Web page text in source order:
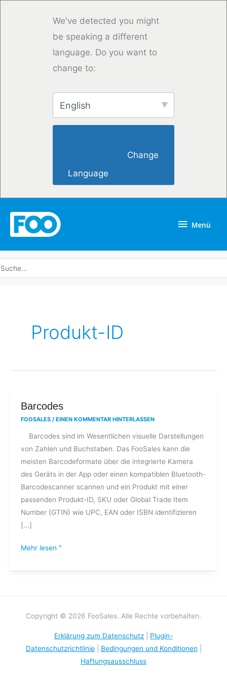
We've detected you might
be speaking a different
language. Do you want to
change to:
English
Language
Menü
Produkt-ID
Barcodes
FOOSALES / EINEN KOMMENTAR HINTERLASSEN
Barcodes sind im Wesentlichen visuelle Darstellungen
von Zahlen und Buchstaben. Das FooSales kann die
meisten Barcodeformate über die integrierte Kamera
des Geräts in der App oder einen kompatiblen Bluetooth-
Barcodescanner scannen und ein Produkt mit einer
passenden Produkt-ID, SKU oder Global Trade Item
Number (GTIN) wie UPC, EAN oder ISBN identifizieren
[...]
Barcodes
Mehr lesen "
Copyright © 2026 FooSales. Alle Rechte vorbehalten.
Erklärung zum Datenschutz
Plugin-
Datenschutzrichtlinie| Bedingungen und Konditionen
Haftungsausschluss